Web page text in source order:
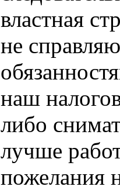
властная
не
наш
либо
лучше
пожелания